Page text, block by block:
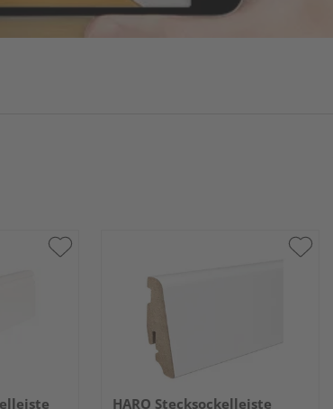
HARO Stecksockelleiste